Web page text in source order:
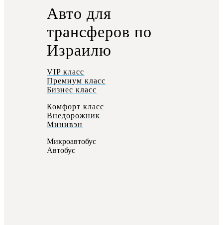
Авто для
трансферов по
Израилю
VIP класс
Премиум класс
Бизнес класс
Комфорт класс
Внедорожник
Минивэн
Микроавтобус
Автобус